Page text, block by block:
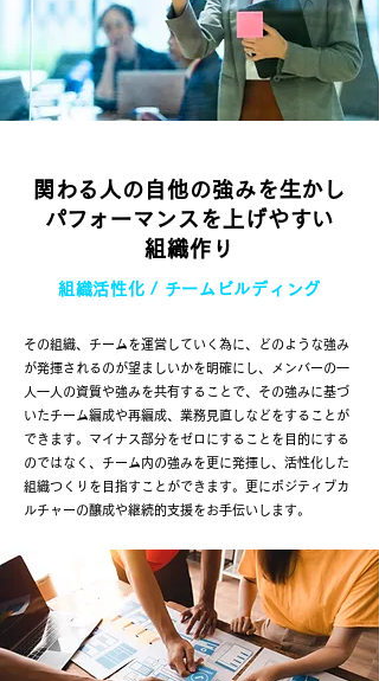
関わる人の自他の強みを生かし
​パフォーマンスを上げやすい
組織作り
組織活性化 / チームビルディング
その組織、チームを運営していく為に、どのような強み
が発揮されるのが望ましいかを明確にし、メンバーの一
人一人の資質や強みを共有することで、その強みに基づ
いたチーム編成や再編成、業務見直しなどをすることが
できます。マイナス部分をゼロにすることを目的にする
のではなく、チーム内の強みを更に発揮し、活性化した
組織つくりを目指すことができます。更にポジティブカ
ルチャーの醸成や継続的支援をお手伝いします。